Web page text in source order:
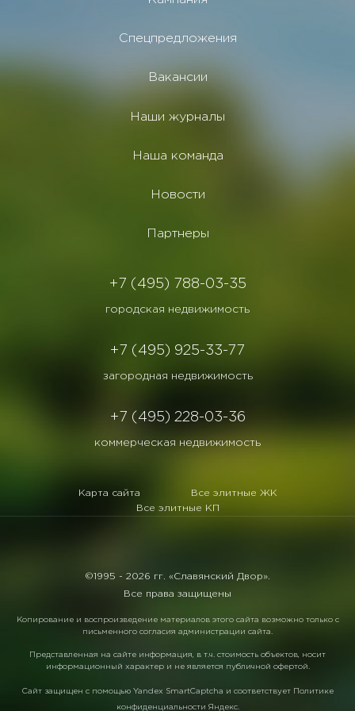
Спецпредложения
Вакансии
Наши журналы
Наша команда
Новости
Партнеры
+7 (495) 788-03-35
городская недвижимость
+7 (495) 925-33-77
загородная недвижимость
+7 (495) 228-03-36
коммерческая недвижимость
Карта сайта
Все элитные ЖК
Все элитные КП
©1995 - 2026 гг. «Славянский Двор».
Все права защищены
Копирование и воспроизведение материалов этого сайта возможно только с
письменного согласия администрации сайта.
Представленная на сайте информация, в т.ч. стоимость объектов, носит
информационный характер и не является публичной офертой.
Сайт защищен с помощью Yandex SmartCaptcha и соответствует Политике
конфиденциальности Яндекс.